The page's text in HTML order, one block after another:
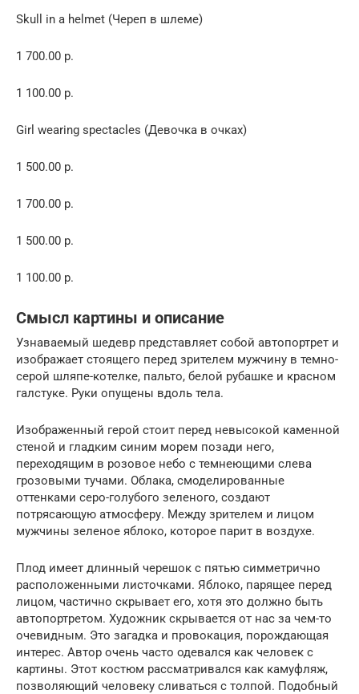
Skull in a helmet (Череп в шлеме)
1 700.00 р.
1 100.00 р.
Girl wearing spectacles (Девочка в очках)
1 500.00 р.
1 700.00 р.
1 500.00 р.
1 100.00 р.
Смысл картины и описание
Узнаваемый шедевр представляет собой автопортрет и
изображает стоящего перед зрителем мужчину в темно-
серой шляпе-котелке, пальто, белой рубашке и красном
галстуке. Руки опущены вдоль тела.
Изображенный герой стоит перед невысокой каменной
стеной и гладким синим морем позади него,
переходящим в розовое небо с темнеющими слева
грозовыми тучами. Облака, смоделированные
оттенками серо-голубого зеленого, создают
потрясающую атмосферу. Между зрителем и лицом
мужчины зеленое яблоко, которое парит в воздухе.
Плод имеет длинный черешок с пятью симметрично
расположенными листочками. Яблоко, парящее перед
лицом, частично скрывает его, хотя это должно быть
автопортретом. Художник скрывается от нас за чем-то
очевидным. Это загадка и провокация, порождающая
интерес. Автор очень часто одевался как человек с
картины. Этот костюм рассматривался как камуфляж,
позволяющий человеку сливаться с толпой. Подобный